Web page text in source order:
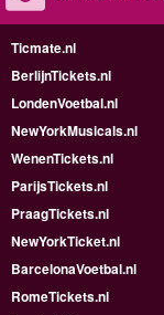
Ticmate.nl
BerlijnTickets.nl
LondenVoetbal.nl
NewYorkMusicals.nl
WenenTickets.nl
ParijsTickets.nl
PraagTickets.nl
NewYorkTicket.nl
BarcelonaVoetbal.nl
RomeTickets.nl